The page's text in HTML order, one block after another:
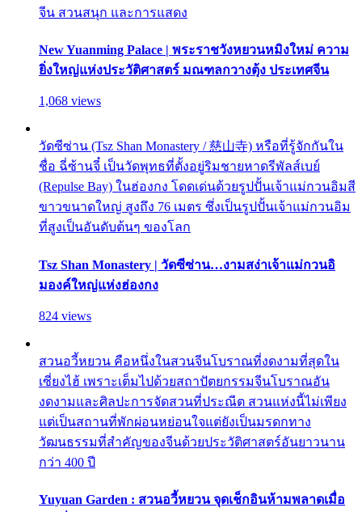
จีน สวนสนุก และการแสดง
New Yuanming Palace | พระราชวังหยวนหมิงใหม่ ความ
ยิ่งใหญ่แห่งประวัติศาสตร์ มณฑลกวางตุ้ง ประเทศจีน
1,068 views
วัดซีซ่าน (Tsz Shan Monastery / 慈山寺) หรือที่รู้จักกันใน
ชื่อ ฉี่ซ้านจี๋ เป็นวัดพุทธที่ตั้งอยู่ริมชายหาดรีพัลส์เบย์
(Repulse Bay) ในฮ่องกง โดดเด่นด้วยรูปปั้นเจ้าแม่กวนอิมสี
ขาวขนาดใหญ่ สูงถึง 76 เมตร ซึ่งเป็นรูปปั้นเจ้าแม่กวนอิม
ที่สูงเป็นอันดับต้นๆ ของโลก
Tsz Shan Monastery | วัดซีซ่าน…งามสง่าเจ้าแม่กวนอิ
มองค์ใหญ่แห่งฮ่องกง
824 views
สวนอวี้หยวน คือหนึ่งในสวนจีนโบราณที่งดงามที่สุดใน
เซี่ยงไฮ้ เพราะเต็มไปด้วยสถาปัตยกรรมจีนโบราณอัน
งดงามและศิลปะการจัดสวนที่ประณีต สวนแห่งนี้ไม่เพียง
แต่เป็นสถานที่พักผ่อนหย่อนใจแต่ยังเป็นมรดกทาง
วัฒนธรรมที่สำคัญของจีนด้วยประวัติศาสตร์อันยาวนาน
กว่า 400 ปี
Yuyuan Garden : สวนอวี้หยวน จุดเช็กอินห้ามพลาดเมื่อ